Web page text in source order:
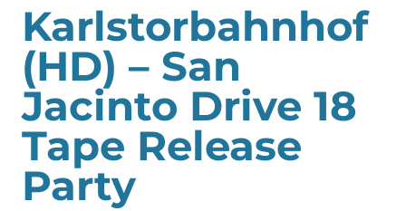
Karlstorbahnhof
(HD) – San
Jacinto Drive 18
Tape Release
Party